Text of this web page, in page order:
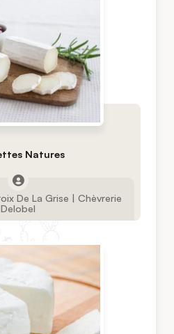
Natures
De La Grise | Chèvrerie
Delobel